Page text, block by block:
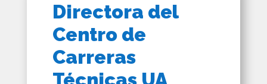
Directora del
Centro de
Carreras
Técnicas UA